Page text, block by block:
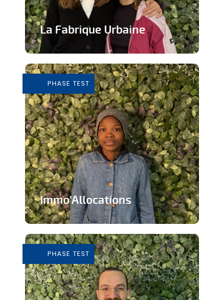
La Fabrique Urbaine
outils pour consommer de façon...
En savoir plus
PHASE TEST
Immo'Allocations
les personnes touchant des...
En savoir plus
PHASE TEST